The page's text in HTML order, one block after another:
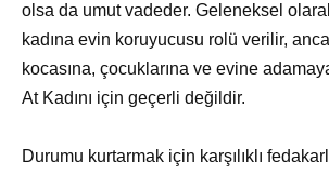
olsa da umut vadeder. Geleneksel
kadına evin koruyucusu rolü verilir,
kocasına, çocuklarına ve evine
At Kadını için geçerli değildir.
Durumu kurtarmak için karşılıklı